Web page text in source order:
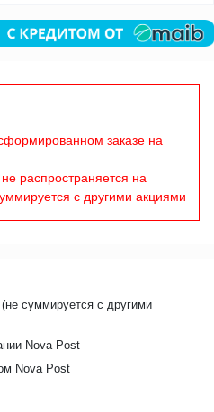
заказе на
не распространяется на
с другими акциями
суммируется с другими
Nova Post
Nova Post